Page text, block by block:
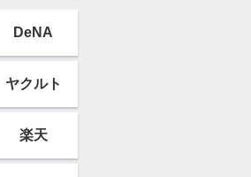
DeNA
ヤクルト
楽天